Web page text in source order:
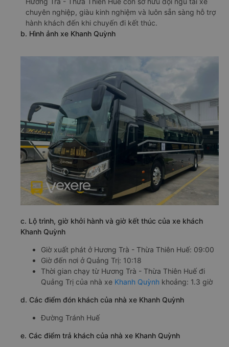
chuyên nghiệp, giàu kinh nghiệm và luôn sẵn sàng hỗ trợ
hành khách đến khi chuyến đi kết thúc.
b. Hình ảnh xe Khanh Quỳnh
c. Lộ trình, giờ khởi hành và giờ kết thúc của xe khách
Khanh Quỳnh
Giờ xuất phát ở Hương Trà - Thừa Thiên Huế: 09:00
Giờ đến nơi ở Quảng Trị: 10:18
Thời gian chạy từ Hương Trà - Thừa Thiên Huế đi
Quảng Trị của nhà xe Khanh Quỳnh khoảng: 1.3 giờ
d. Các điểm đón khách của nhà xe Khanh Quỳnh
Đường Tránh Huế
e. Các điểm trả khách của nhà xe Khanh Quỳnh